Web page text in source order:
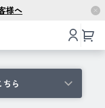
様へ
ちら